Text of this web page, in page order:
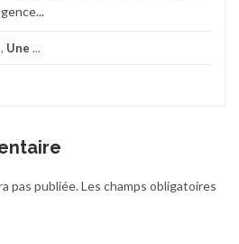
, Une ...
pas publiée.Les champs obligatoires